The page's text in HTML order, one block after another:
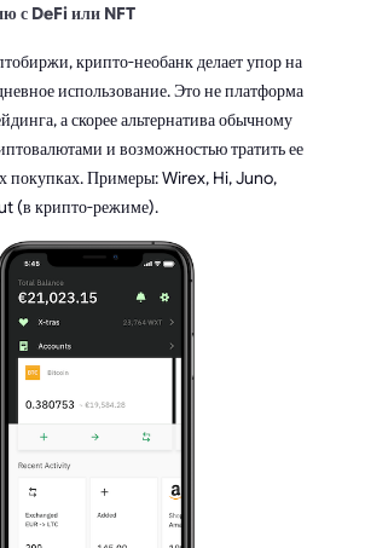
с DeFi или NFT
крипто-необанк делает упор на
использование. Это не платформа
а скорее альтернатива обычному
и возможностью тратить ее
покупках. Примеры: Wirex, Hi, Juno,
(в крипто-режиме).